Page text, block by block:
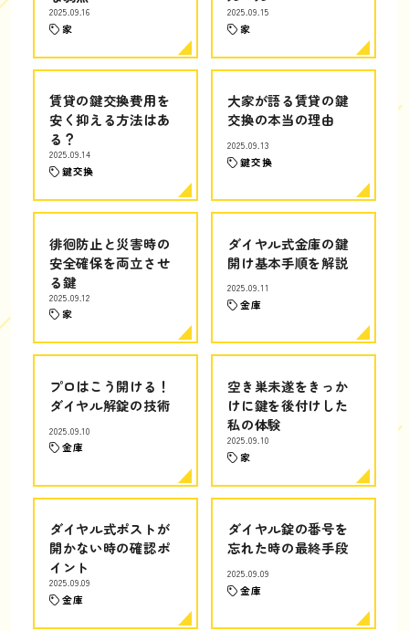
2025.09.16
家
2025.09.15
家
賃貸の鍵交換費用を
安く抑える方法はあ
る？
2025.09.14
鍵交換
大家が語る賃貸の鍵
交換の本当の理由
2025.09.13
鍵交換
徘徊防止と災害時の
安全確保を両立させ
る鍵
2025.09.12
家
ダイヤル式金庫の鍵
開け基本手順を解説
2025.09.11
金庫
プロはこう開ける！
ダイヤル解錠の技術
2025.09.10
金庫
空き巣未遂をきっか
けに鍵を後付けした
私の体験
2025.09.10
家
ダイヤル式ポストが
開かない時の確認ポ
イント
2025.09.09
金庫
ダイヤル錠の番号を
忘れた時の最終手段
2025.09.09
金庫